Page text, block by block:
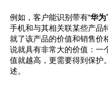
例如，客户能识别带有”华为
手机和与其相关联某些产品
就了该产品的价值和销售价
说就具有非常大的价值：一
值就越高，更需要得到保护
述。